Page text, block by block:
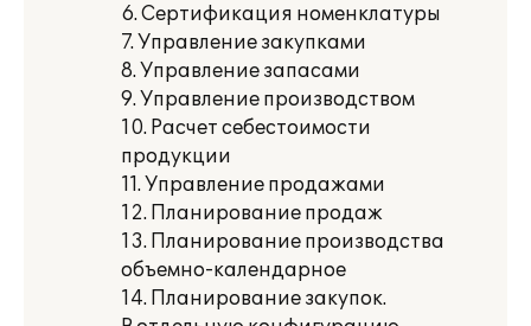
6. Сертификация номенклатуры
7. Управление закупками
8. Управление запасами
9. Управление производством
10. Расчет себестоимости
продукции
11. Управление продажами
12. Планирование продаж
13. Планирование производства
объемно-календарное
14. Планирование закупок.